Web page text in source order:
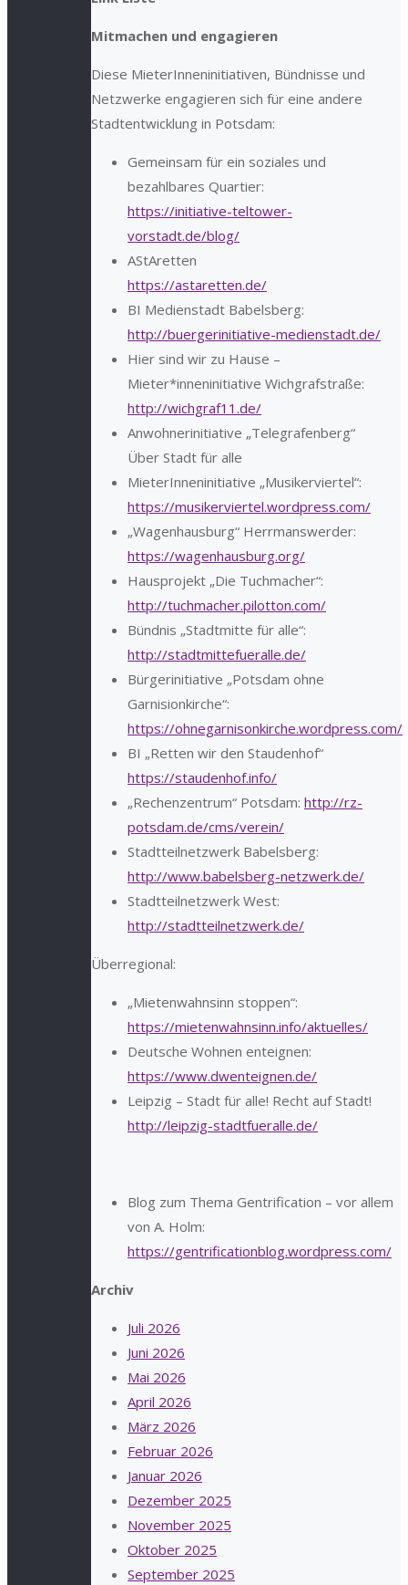
Mitmachen und engagieren
Diese MieterInneninitiativen, Bündnisse und
Netzwerke engagieren sich für eine andere
Stadtentwicklung in Potsdam:
Gemeinsam für ein soziales und
bezahlbares Quartier:
https://initiative-teltower-
vorstadt.de/blog/
AStAretten
https://astaretten.de/
BI Medienstadt Babelsberg:
http://buergerinitiative-medienstadt.de/
Hier sind wir zu Hause –
Mieter*inneninitiative Wichgrafstraße:
http://wichgraf11.de/
Anwohnerinitiative „Telegrafenberg“
Über Stadt für alle
MieterInneninitiative „Musikerviertel“:
https://musikerviertel.wordpress.com/
„Wagenhausburg“ Herrmanswerder:
https://wagenhausburg.org/
Hausprojekt „Die Tuchmacher“:
http://tuchmacher.pilotton.com/
Bündnis „Stadtmitte für alle“:
http://stadtmittefueralle.de/
Bürgerinitiative „Potsdam ohne
Garnisionkirche“:
https://ohnegarnisonkirche.wordpress.com/
BI „Retten wir den Staudenhof“
https://staudenhof.info/
„Rechenzentrum“ Potsdam: http://rz-
potsdam.de/cms/verein/
Stadtteilnetzwerk Babelsberg:
http://www.babelsberg-netzwerk.de/
Stadtteilnetzwerk West:
http://stadtteilnetzwerk.de/
Überregional:
„Mietenwahnsinn stoppen“:
https://mietenwahnsinn.info/aktuelles/
Deutsche Wohnen enteignen:
https://www.dwenteignen.de/
Leipzig – Stadt für alle! Recht auf Stadt!
http://leipzig-stadtfueralle.de/
Blog zum Thema Gentrification – vor allem
von A. Holm:
https://gentrificationblog.wordpress.com/
Archiv
Juli 2026
Juni 2026
Mai 2026
April 2026
März 2026
Februar 2026
Januar 2026
Dezember 2025
November 2025
Oktober 2025
September 2025